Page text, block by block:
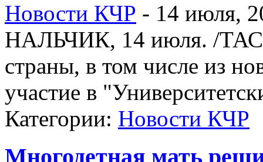
Новости КЧР - 14 июля,
НАЛЬЧИК, 14 июля. /
страны, в том числе из
участие в
Категории: Новости КЧР
Многодетная мать